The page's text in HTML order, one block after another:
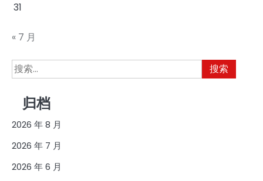
31
« 7 月
搜
索：
归档
2026 年 8 月
2026 年 7 月
2026 年 6 月